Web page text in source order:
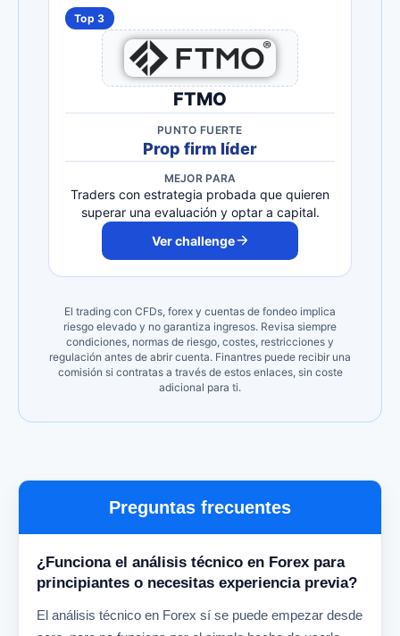
Top 3
FTMO
PUNTO FUERTE
Prop firm líder
MEJOR PARA
Traders con estrategia probada que quieren
superar una evaluación y optar a capital.
Ver challenge
El trading con CFDs, forex y cuentas de fondeo implica
riesgo elevado y no garantiza ingresos. Revisa siempre
condiciones, normas de riesgo, costes, restricciones y
regulación antes de abrir cuenta. Finantres puede recibir una
comisión si contratas a través de estos enlaces, sin coste
adicional para ti.
Preguntas frecuentes
¿Funciona el análisis técnico en Forex para
principiantes o necesitas experiencia previa?
El análisis técnico en Forex sí se puede empezar desde